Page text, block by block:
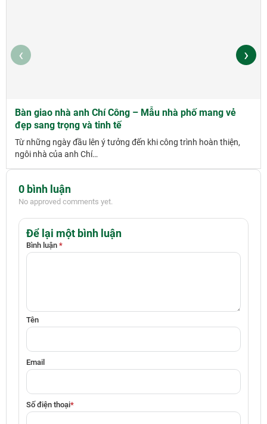
‹
Bàn giao nhà anh Chí Công – Mẫu nhà phố mang vẻ
đẹp sang trọng và tinh tế
Từ những ngày đầu lên ý tưởng đến khi công trình hoàn thiện,
ngôi nhà của anh Chí…
›
0 bình luận
No approved comments yet.
Để lại một bình luận
Bình luận *
Tên
Email
Số điện thoại*